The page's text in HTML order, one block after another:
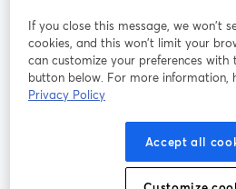
Nutzungsbedingungen
wird in einem
Datenschutzrichtlinie
wird in einem
Cookie-Einstellungen
If you close this message, we won’t
cookies, and this won’t limit your
can customize your preferences with
button below. For more information,
Privacy Policy
Accept all